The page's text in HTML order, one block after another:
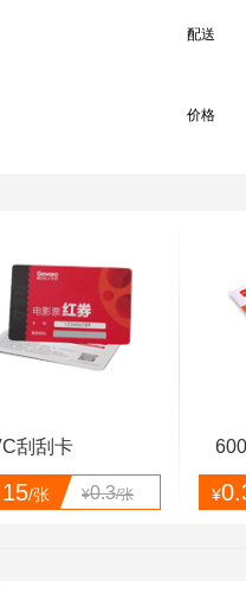
配送
价格
刮刮卡
/张 ¥0.3/张 ¥